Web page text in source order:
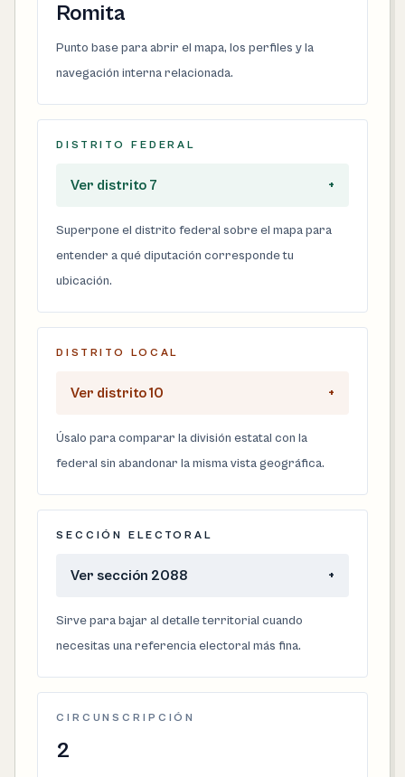
Romita
Punto base para abrir el mapa, los perfiles y la
navegación interna relacionada.
DISTRITO FEDERAL
Ver distrito 7 +
Superpone el distrito federal sobre el mapa para
entender a qué diputación corresponde tu
ubicación.
DISTRITO LOCAL
Ver distrito 10 +
Úsalo para comparar la división estatal con la
federal sin abandonar la misma vista geográfica.
SECCIÓN ELECTORAL
Ver sección 2088 +
Sirve para bajar al detalle territorial cuando
necesitas una referencia electoral más fina.
CIRCUNSCRIPCIÓN
2